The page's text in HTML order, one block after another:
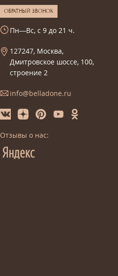
ОБРАТНЫЙ ЗВОНОК
Пн—Вс, с 9 до 21 ч.
127247, Москва,
Дмитровское шоссе, 100,
строение 2
info@belladone.ru
Отзывы о нас: